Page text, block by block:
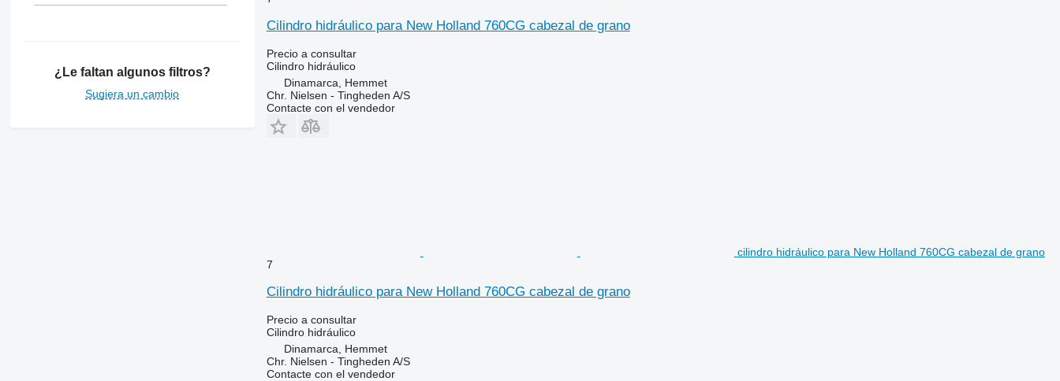
¿Le faltan algunos filtros?
Sugiera un cambio
Cilindro hidráulico para New Holland 760CG cabezal de grano
Precio a consultar
Cilindro hidráulico
Dinamarca, Hemmet
Chr. Nielsen - Tingheden A/S
Contacte con el vendedor
cilindro hidráulico para New Holland 760CG cabezal de grano
7
Cilindro hidráulico para New Holland 760CG cabezal de grano
Precio a consultar
Cilindro hidráulico
Dinamarca, Hemmet
Chr. Nielsen - Tingheden A/S
Contacte con el vendedor